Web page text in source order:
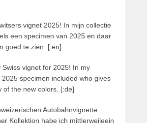
vignet 2025! In mijn collectie
een specimen van 2025 en daar
goed te zien. [:en]
Swiss vignet for 2025! In my
specimen included who gives
of the new colors. [:de]
Autobahnvignette
Kollektion habe ich mittlerweileein